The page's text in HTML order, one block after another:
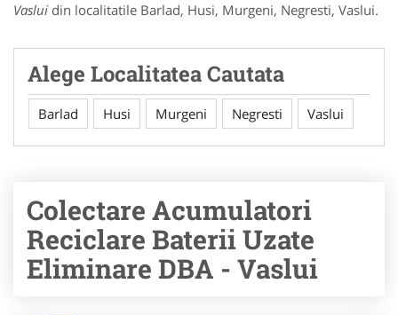
Vaslui din localitatile Barlad, Husi, Murgeni, Negresti, Vaslui.
Alege Localitatea Cautata
Barlad Husi Murgeni Negresti Vaslui
Colectare Acumulatori
Reciclare Baterii Uzate
Eliminare DBA - Vaslui